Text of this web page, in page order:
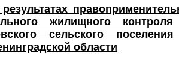
жилищного
сельского
области